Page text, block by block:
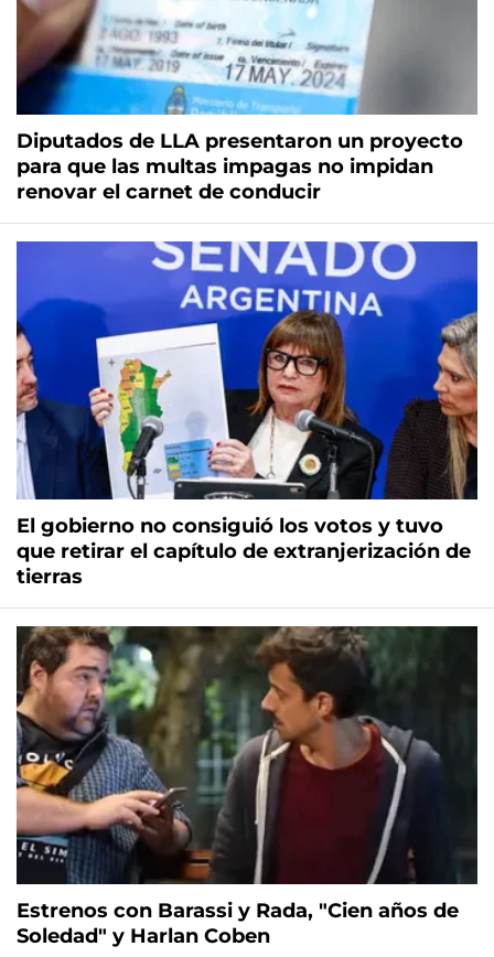
Diputados de LLA presentaron un proyecto
para que las multas impagas no impidan
renovar el carnet de conducir
El gobierno no consiguió los votos y tuvo
que retirar el capítulo de extranjerización de
tierras
Estrenos con Barassi y Rada, "Cien años de
Soledad" y Harlan Coben